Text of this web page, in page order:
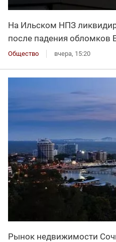
На Ильском НПЗ
после падения обломков
Общество вчера, 15:20
Рынок недвижимости